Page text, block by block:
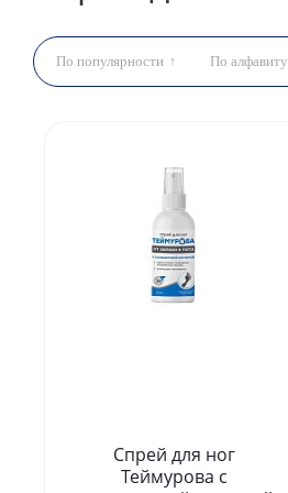
По популярности По алфавиту
Спрей для ног
Теймурова с